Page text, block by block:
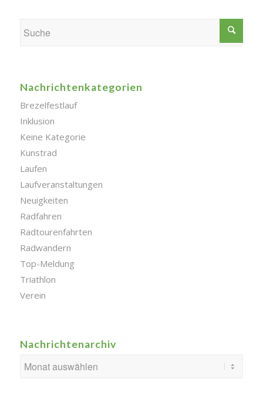
Nachrichtenkategorien
Brezelfestlauf
Inklusion
Keine Kategorie
Kunstrad
Laufen
Laufveranstaltungen
Neuigkeiten
Radfahren
Radtourenfahrten
Radwandern
Top-Meldung
Triathlon
Verein
Nachrichtenarchiv